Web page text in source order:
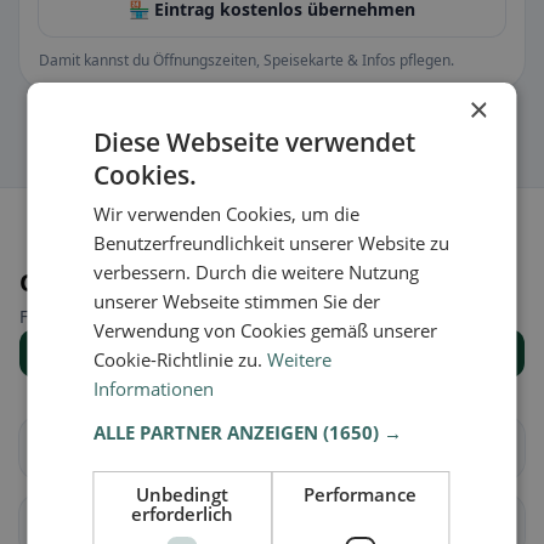
🏪 Eintrag kostenlos übernehmen
Damit kannst du Öffnungszeiten, Speisekarte & Infos pflegen.
Orte in der Nähe
Finde den passenden Ort für deine Restaurantsuche.
Alle Orte anzeigen
Châtillon (FR) Cugy (FR)
×
Diese Webseite verwendet
Cookies.
Wir verwenden Cookies, um die
Benutzerfreundlichkeit unserer Website zu
verbessern. Durch die weitere Nutzung
unserer Webseite stimmen Sie der
Verwendung von Cookies gemäß unserer
Cookie-Richtlinie zu.Weitere
Informationen
ALLE PARTNER ANZEIGEN(1650) →
Unbedingt
erforderlich
Performance